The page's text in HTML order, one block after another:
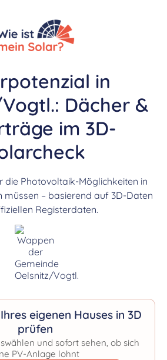
in
Dächer &
im 3D-
die Photovoltaik-Möglichkeiten in
müssen – basierend auf 3D-Daten
Registerdaten.
eigenen Hauses in 3D
prüfen
und sofort sehen, ob sich
PV-Anlage lohnt